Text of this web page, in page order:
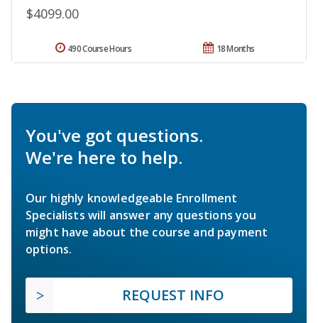
$4099.00
18 Months
490 Course Hours
You've got questions.
We're here to help.
Our highly knowledgeable Enrollment
Specialists will answer any questions you
might have about the course and payment
options.
REQUEST INFO